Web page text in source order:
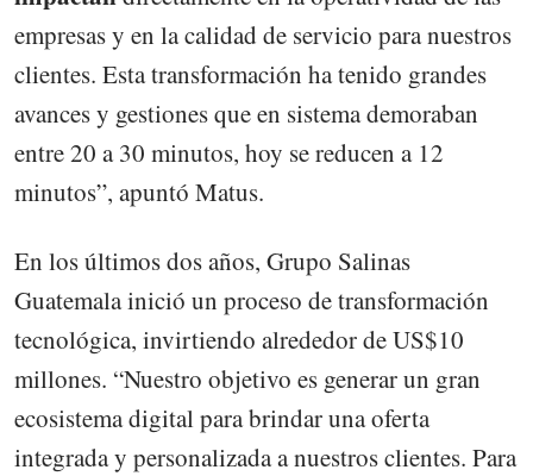
empresas y en la calidad de servicio para nuestros
clientes. Esta transformación ha tenido grandes
avances y gestiones que en sistema demoraban
entre 20 a 30 minutos, hoy se reducen a 12
minutos”, apuntó Matus.
En los últimos dos años, Grupo Salinas
Guatemala inició un proceso de transformación
tecnológica, invirtiendo alrededor de US$10
millones. “Nuestro objetivo es generar un gran
ecosistema digital para brindar una oferta
integrada y personalizada a nuestros clientes. Para